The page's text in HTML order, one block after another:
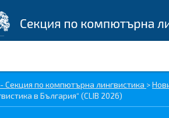
Секция по компютърна лингвистика >
в България“ (CLIB 2026)